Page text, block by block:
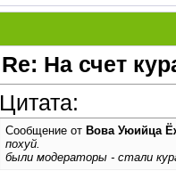
Re: На счет
Цитата:
Сообщение от Вова Уюийца
похуй.
были модераторы - стали